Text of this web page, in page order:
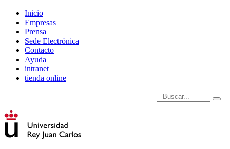
Inicio
Empresas
Prensa
Sede Electrónica
Contacto
Ayuda
intranet
tienda online
Introduce términos de